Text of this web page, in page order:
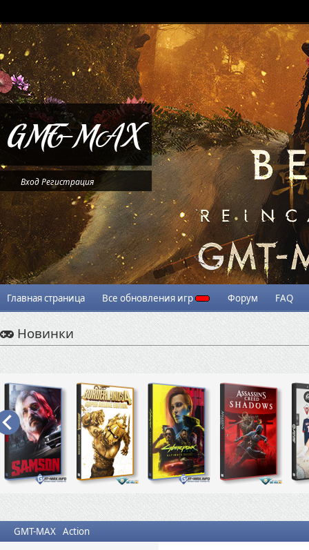
ВходРегистрация
Главная страница Все обновления игр Форум FAQ
Новинки
GMT-MAX Action